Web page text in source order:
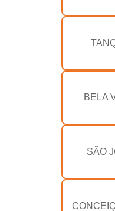
BELA
SÃO